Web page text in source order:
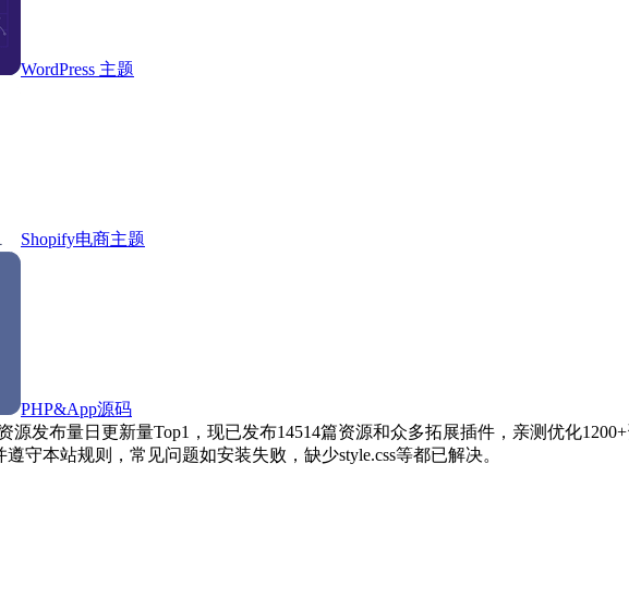
WordPress 主题
Shopify电商主题
PHP&App源码
源发布量日更新量Top1，现已发布14514篇资源和众多拓展插件，亲测优化
守本站规则，常见问题如安装失败，缺少style.css等都已解决。